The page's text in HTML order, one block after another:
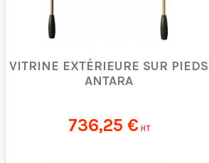
VITRINE EXTÉRIEURE SUR PIEDS
ANTARA
736,25 € HT